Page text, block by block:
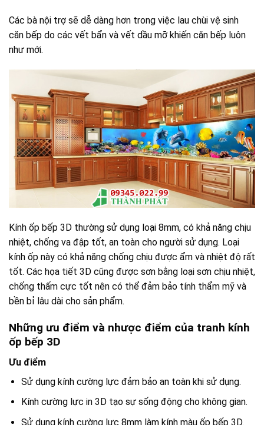
Các bà nội trợ sẽ dễ dàng hơn trong việc lau chùi vệ sinh
căn bếp do các vết bẩn và vết dầu mỡ khiến căn bếp luôn
như mới.
Kính ốp bếp 3D thường sử dụng loại 8mm, có khả năng chịu
nhiệt, chống va đập tốt, an toàn cho người sử dụng. Loại
kính ốp này có khả năng chống chịu được ẩm và nhiệt độ rất
tốt. Các họa tiết 3D cũng được sơn bằng loại sơn chịu nhiệt,
chống thấm cực tốt nên có thể đảm bảo tính thẩm mỹ và
bền bỉ lâu dài cho sản phẩm.
Những ưu điểm và nhược điểm của tranh kính
ốp bếp 3D
Ưu điểm
Sử dụng kính cường lực đảm bảo an toàn khi sử dụng.
Kính cường lực in 3D tạo sự sống động cho không gian.
Sử dụng kính cường lực 8mm làm kính màu ốp bếp 3D.